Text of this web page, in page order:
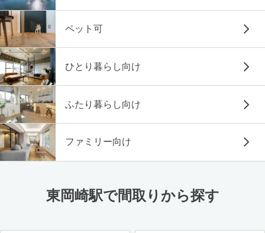
ペット可
ひとり暮らし向け
ふたり暮らし向け
ファミリー向け
東岡崎駅で間取りから探す